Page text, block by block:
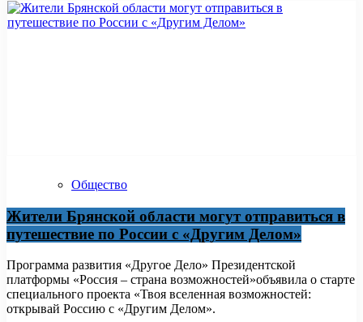
Общество
Жители Брянской области могут отправиться в
путешествие по России с «Другим Делом»
Программа развития «Другое Дело» Президентской
платформы «Россия – страна возможностей»объявила о старте
специального проекта «Твоя вселенная возможностей:
открывай Россию с «Другим Делом».